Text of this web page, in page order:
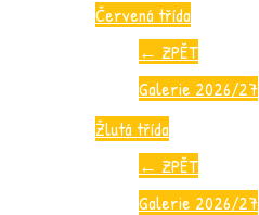
Červená třída
← ZPĚT
Galerie 2026/27
Žlutá třída
← ZPĚT
Galerie 2026/27